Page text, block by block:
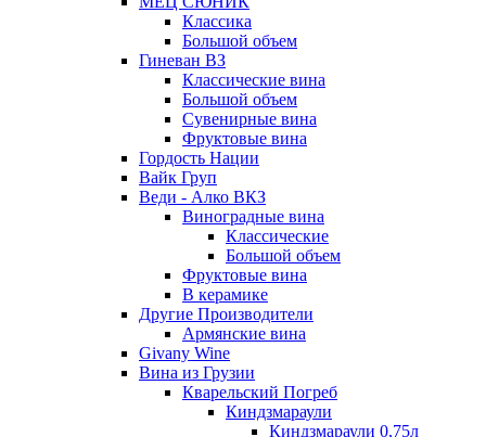
Классика
Большой объем
Гиневан ВЗ
Классические вина
Большой объем
Сувенирные вина
Фруктовые вина
Гордость Нации
Вайк Груп
Веди - Алко ВКЗ
Виноградные вина
Классические
Большой объем
Фруктовые вина
В керамике
Другие Производители
Армянские вина
Givany Wine
Вина из Грузии
Кварельский Погреб
Киндзмараули
Киндзмараули 0,75л